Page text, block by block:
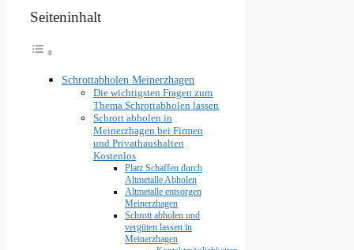
Seiteninhalt
Schrottabholen Meinerzhagen
Die wichtigsten Fragen zum
Thema Schrottabholen lassen
Schrott abholen in
Meinerzhagen bei Firmen
und Privathaushalten
Kostenlos
Platz Schaffen durch
Altmetalle Abholen
Altmetalle entsorgen
Meinerzhagen
Schrott abholen und
vergüten lassen in
Meinerzhagen